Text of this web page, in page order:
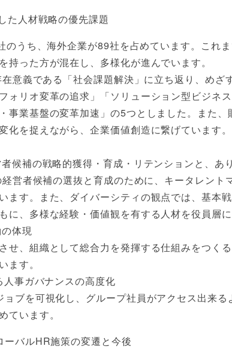
た人材戦略の優先課題
のうち、海外企業が89社を占めています。これ
持った方が混在し、多様化が進んでいます。
意義である「社会課題解決」に立ち返り、め
ォリオ変革の追求」「ソリューション型ビジネ
事業基盤の変革加速」の5つとしました。また
化を捉えながら、企業価値創造に繋げていま
候補の戦略的獲得・育成・リテンションと、あ
経営者候補の選抜と育成のために、キータレン
ます。また、ダイバーシティの観点では、基本
に、多様な経験・価値観を有する人材を役員層
体現
せ、組織として総合力を発揮する仕組みをつ
ます。
事ガバナンスの高度化
ョブを可視化し、グループ社員がアクセス出来
ています。
バルHR施策の変遷と今後